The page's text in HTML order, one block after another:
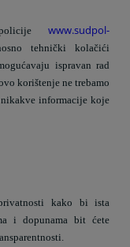
policijewww.sudpol-
tehnički kolačići
ispravan rad
korištenje ne trebamo
informacije koje
kako bi ista
i dopunama bit ćete